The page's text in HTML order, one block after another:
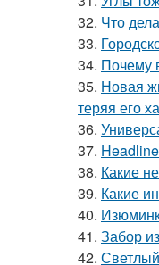
32. Что
33.
34. Почему
35. Новая
теряя его
36.
37.
38. Какие
39. Какие
40.
41. Забор
42.